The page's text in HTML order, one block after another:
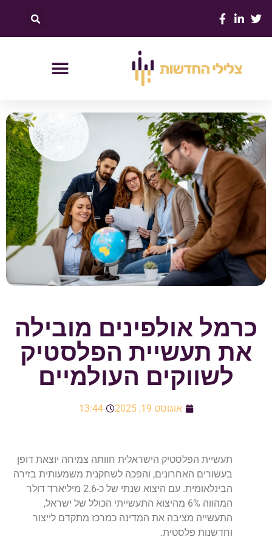
כרמל אולפינים מובילה
את תעשיית הפלסטיק
לשווקים העולמיים
אוגוסט 19, 2025 13:44
תעשיית הפלסטיק הישראלית חוותה צמיחה יוצאת דופן
בעשורים האחרונים, והפכה לשחקנית משמעותית בזירה
הבינלאומית. עם היצוא שנתי של כ-2.6 מיליארד דולר
המהווה 6% מהיצוא התעשייתי הכולל של ישראל,
התעשייה מציבה את המדינה כמרכז מתקדם לייצור
וחדשנות פלסטית.